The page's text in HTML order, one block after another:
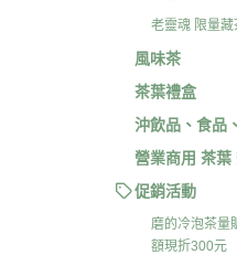
老靈魂 限量藏
風味茶
茶葉禮盒
沖飲品、食品
營業商用 茶葉
促銷活動
磨的冷泡茶量
額現折300元